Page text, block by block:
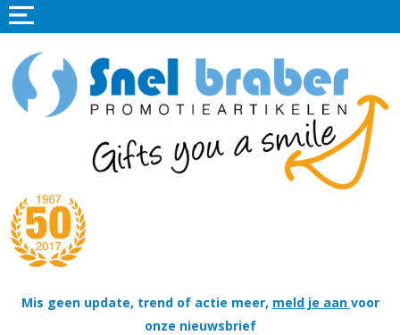
Mis geen update, trend of actie meer, meld je aan voor
onze nieuwsbrief
Home
Promotieartikelen
Tassen
Thema's